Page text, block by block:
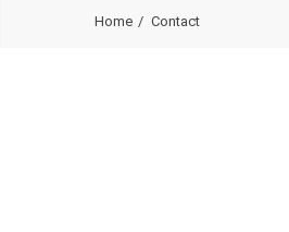
Home Contact